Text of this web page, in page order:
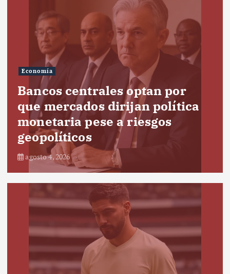
Economía
Bancos centrales optan por
que mercados dirijan política
monetaria pese a riesgos
geopolíticos
agosto 4, 2026